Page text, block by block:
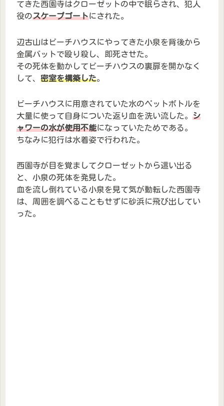
てきた西園寺はクローゼットの中で眠らされ、犯人
役のスケープゴートにされた。
辺古山はビーチハウスにやってきた小泉を背後から
金属バットで殴り殺し、即死させた。
その死体を動かしてビーチハウスの裏扉を開かなく
して、 密室を構築した。
ビーチハウスに用意されていた水のペットボトルを
大量に使って自身についた返り血を洗い流した。 シ
ャワーの水が使用不能になっていたためである。
ちなみに犯行は水着姿で行われた。
西園寺が目を覚ましてクローゼットから這い出る
と、小泉の死体を発見した。
血を流し倒れている小泉を見て気が動転した西園寺
は、周囲を調べることもせずに砂浜に飛び出してい
った。